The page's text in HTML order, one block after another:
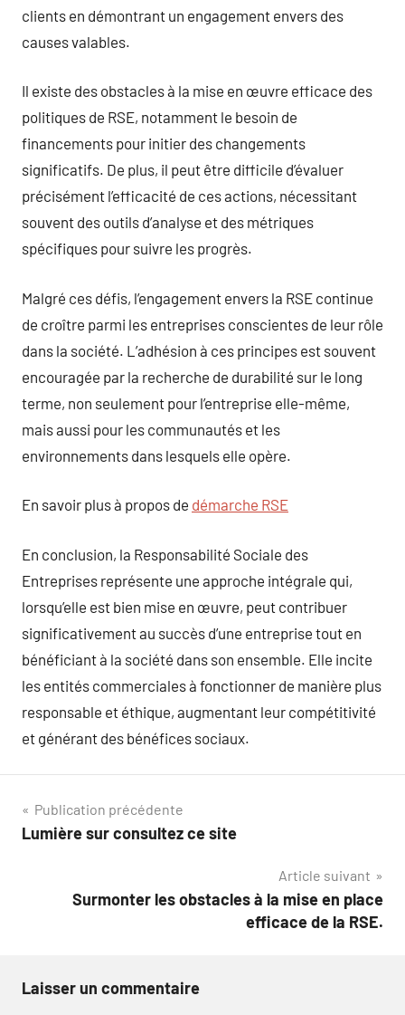
clients en démontrant un engagement envers des
causes valables.
Il existe des obstacles à la mise en œuvre efficace des
politiques de RSE, notamment le besoin de
financements pour initier des changements
significatifs. De plus, il peut être difficile d’évaluer
précisément l’efficacité de ces actions, nécessitant
souvent des outils d’analyse et des métriques
spécifiques pour suivre les progrès.
Malgré ces défis, l’engagement envers la RSE continue
de croître parmi les entreprises conscientes de leur rôle
dans la société. L’adhésion à ces principes est souvent
encouragée par la recherche de durabilité sur le long
terme, non seulement pour l’entreprise elle-même,
mais aussi pour les communautés et les
environnements dans lesquels elle opère.
En savoir plus à propos de démarche RSE
En conclusion, la Responsabilité Sociale des
Entreprises représente une approche intégrale qui,
lorsqu’elle est bien mise en œuvre, peut contribuer
significativement au succès d’une entreprise tout en
bénéficiant à la société dans son ensemble. Elle incite
les entités commerciales à fonctionner de manière plus
responsable et éthique, augmentant leur compétitivité
et générant des bénéfices sociaux.
Navigation
de
Publication précédente
Lumière sur consultez ce site
Article suivant
Surmonter les obstacles à la mise en place
efficace de la RSE.
Laisser un commentaire